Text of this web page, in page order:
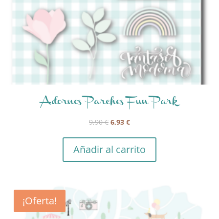
Adornos Parches Fun Park
9,90€ El
original
era:
6,93 €El
actual
es:
Añadir al carrito
¡Oferta!